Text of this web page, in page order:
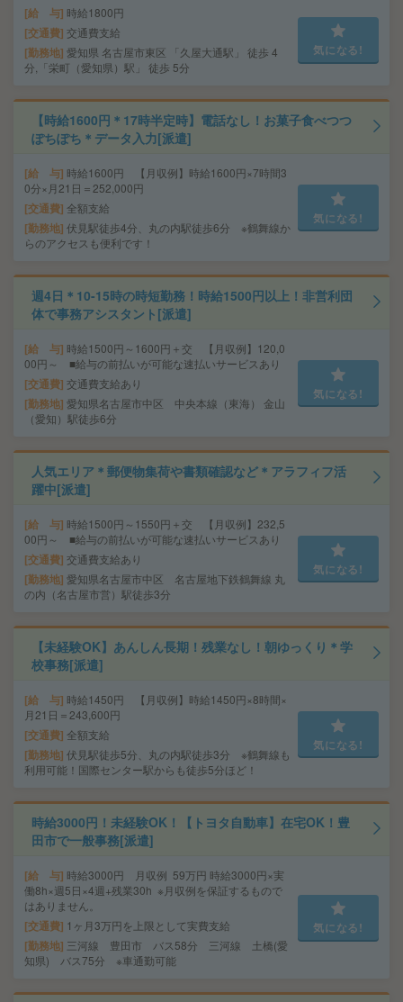
給 与 時給1800円
交通費 交通費支給
勤務地 愛知県 名古屋市東区 「久屋大通駅」 徒歩 4
分,「栄町（愛知県）駅」 徒歩 5分
気になる!
【時給1600円＊17時半定時】電話なし！お菓子食べつつ
ぽちぽち＊データ入力[派遣]
給 与 時給1600円 【月収例】時給1600円×7時間3
0分×月21日＝252,000円
交通費 全額支給
勤務地 伏見駅徒歩4分、丸の内駅徒歩6分 ※鶴舞線か
らのアクセスも便利です！
気になる!
週4日＊10-15時の時短勤務！時給1500円以上！非営利団
体で事務アシスタント[派遣]
給 与 時給1500円～1600円＋交 【月収例】120,0
00円～ ■給与の前払いが可能な速払いサービスあり
交通費 交通費支給あり
勤務地 愛知県名古屋市中区 中央本線（東海） 金山
（愛知）駅徒歩6分
気になる!
人気エリア＊郵便物集荷や書類確認など＊アラフィフ活
躍中[派遣]
給 与 時給1500円～1550円＋交 【月収例】232,5
00円～ ■給与の前払いが可能な速払いサービスあり
交通費 交通費支給あり
勤務地 愛知県名古屋市中区 名古屋地下鉄鶴舞線 丸
の内（名古屋市営）駅徒歩3分
気になる!
【未経験OK】あんしん長期！残業なし！朝ゆっくり＊学
校事務[派遣]
給 与 時給1450円 【月収例】時給1450円×8時間×
月21日＝243,600円
交通費 全額支給
勤務地 伏見駅徒歩5分、丸の内駅徒歩3分 ※鶴舞線も
利用可能！国際センター駅からも徒歩5分ほど！
気になる!
時給3000円！未経験OK！【トヨタ自動車】在宅OK！豊
田市で一般事務[派遣]
給 与 時給3000円 月収例 59万円 時給3000円×実
働8h×週5日×4週+残業30h ※月収例を保証するもので
はありません。
交通費 1ヶ月3万円を上限として実費支給
勤務地 三河線 豊田市 バス58分 三河線 土橋(愛
知県) バス75分 ※車通勤可能
気になる!